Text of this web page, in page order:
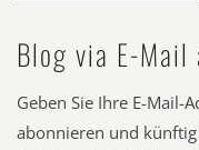
Blog via E-Mail
Geben Sie Ihre E-Mail-
abonnieren und